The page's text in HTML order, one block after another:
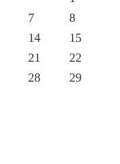
7
8
14
15
21
22
28
29